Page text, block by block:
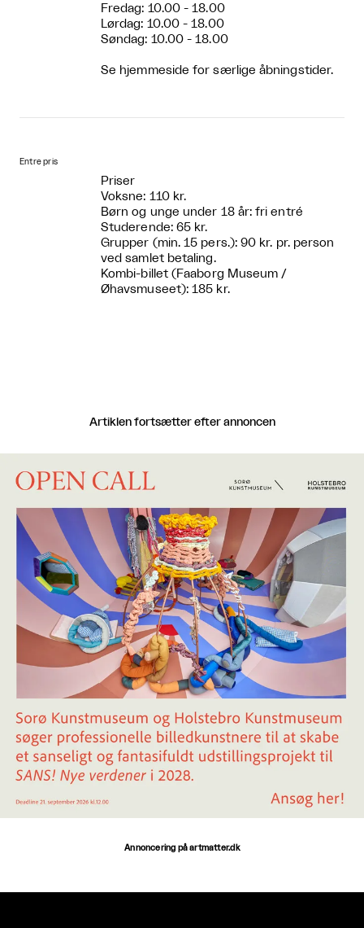
Fredag: 10.00 - 18.00
Lørdag: 10.00 - 18.00
Søndag: 10.00 - 18.00
Se hjemmeside for særlige åbningstider.
Entre pris
Priser
Voksne: 110 kr.
Børn og unge under 18 år: fri entré
Studerende: 65 kr.
Grupper (min. 15 pers.): 90 kr. pr. person
ved samlet betaling.
Kombi-billet (Faaborg Museum /
Øhavsmuseet): 185 kr.
Artiklen fortsætter efter annoncen
Annoncering på artmatter.dk